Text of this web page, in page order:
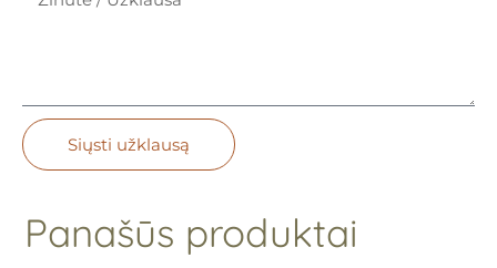
Siųsti užklausą
Panašūs produktai